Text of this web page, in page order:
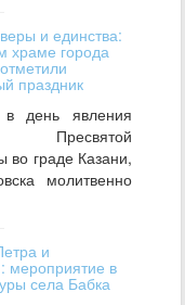
и единства:
храме города
праздник
день явления
во граде Казани,
молитвенно
и
мероприятие в
села Бабка